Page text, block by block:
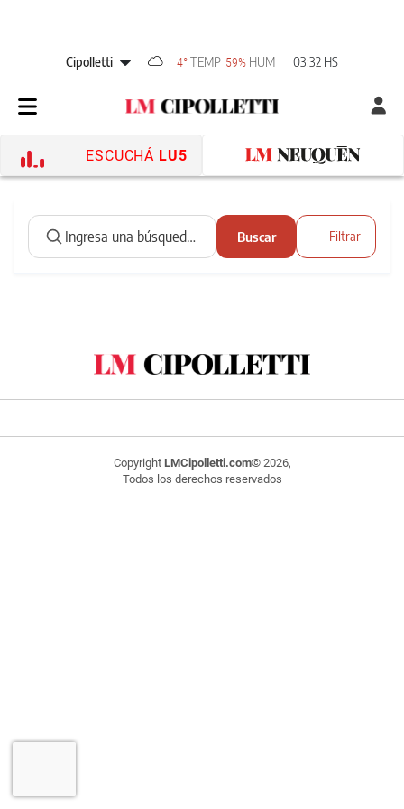
Cipolletti 4° TEMP 59% HUM 03:32 HS
ESCUCHÁ LU5
Buscar Filtrar
Copyright LMCipolletti.com© 2026,
Todos los derechos reservados